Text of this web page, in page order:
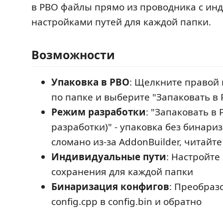
в PBO файлы прямо из проводника с
настройками путей для каждой папки.
Возможности
Упаковка в PBO: Щелкните
по папке и выберите "Запаковать в
Режим разработки: "Запаковать в
разработки)" - упаковка без
сломано из-за AddonBuilder,
Индивидуальные пути:
сохранения для каждой папки
Бинаризация конфигов:
config.cpp в config.bin и обратно